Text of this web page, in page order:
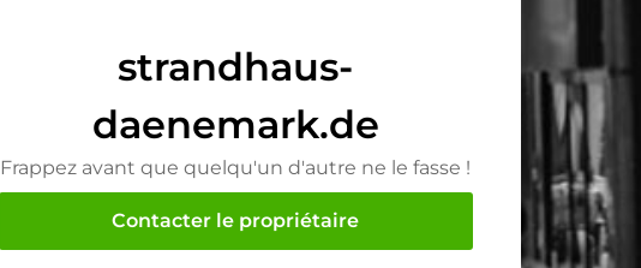
strandhaus-
daenemark.de
Frappez avant que quelqu'un d'autre ne le fasse !
Contacter le propriétaire